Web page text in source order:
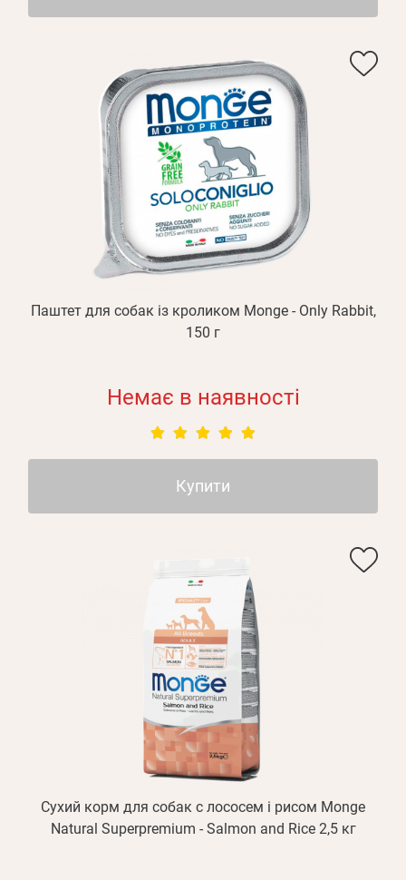
Паштет для собак із кроликом Monge - Only Rabbit,
150 г
Немає в наявності
Купити
Сухий корм для собак с лососем і рисом Monge
Natural Superpremium - Salmon and Rice 2,5 кг